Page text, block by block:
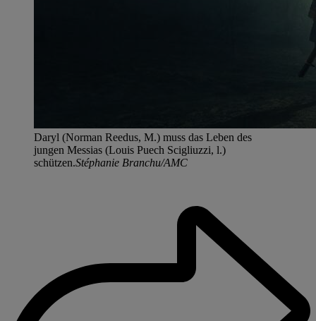
Daryl (Norman Reedus, M.) muss das Leben des
jungen Messias (Louis Puech Scigliuzzi, l.)
schützen.Stéphanie Branchu/AMC